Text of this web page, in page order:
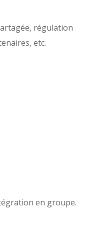
régulation
etc.
en groupe.